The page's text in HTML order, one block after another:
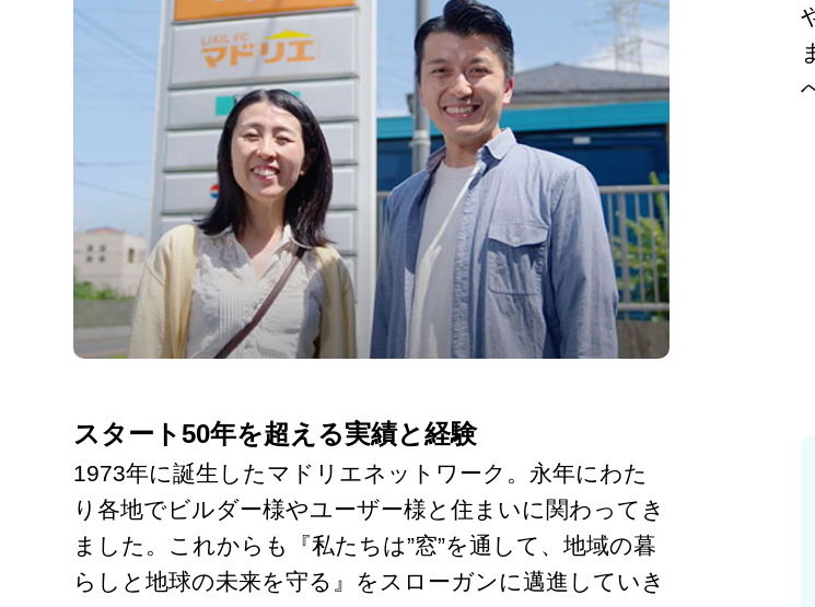
スタート50年を超える実績と経験
1973年に誕生したマドリエネットワーク。永年にわた
り各地でビルダー様やユーザー様と住まいに関わってき
ました。これからも『私たちは”窓”を通して、地域の暮
らしと地球の未来を守る』をスローガンに邁進していき